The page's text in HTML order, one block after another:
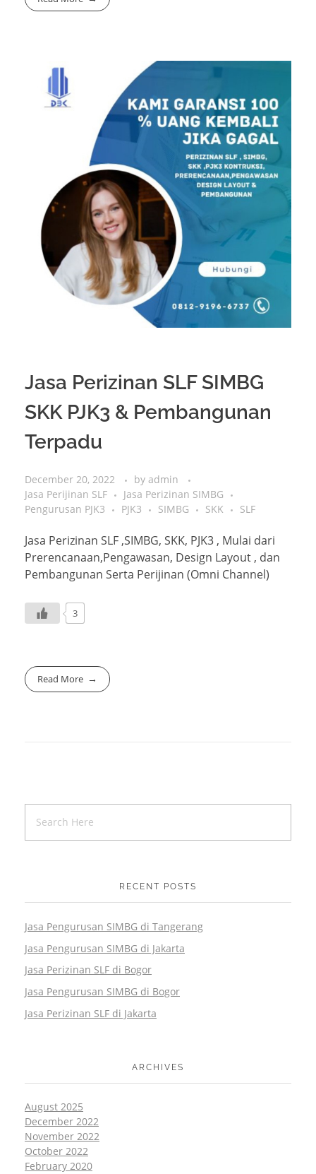
Jasa Perizinan SLF SIMBG
SKK PJK3 & Pembangunan
Terpadu
December 20, 2022 by admin
Jasa Perijinan SLF
Jasa Perizinan SIMBG
Pengurusan PJK3
PJK3 SIMBG SKK SLF
Jasa Perizinan SLF ,SIMBG, SKK, PJK3 , Mulai dari
Prerencanaan,Pengawasan, Design Layout , dan
Pembangunan Serta Perijinan (Omni Channel)
3
Read More
RECENT POSTS
Jasa Pengurusan SIMBG di Tangerang
Jasa Pengurusan SIMBG di Jakarta
Jasa Perizinan SLF di Bogor
Jasa Pengurusan SIMBG di Bogor
Jasa Perizinan SLF di Jakarta
ARCHIVES
August 2025
December 2022
November 2022
October 2022
February 2020